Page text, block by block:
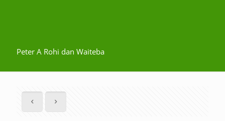
Peter A Rohi dan Waiteba